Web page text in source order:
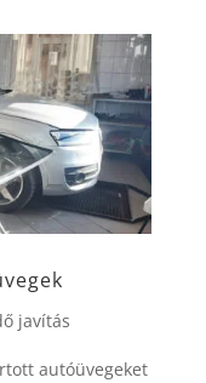
javítás
autóüvegeket